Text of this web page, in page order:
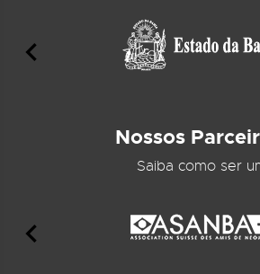
Nossos
Saiba como ser